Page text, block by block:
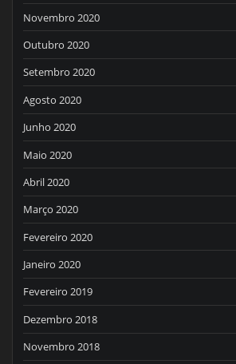
Novembro 2020
Outubro 2020
Setembro 2020
Agosto 2020
Junho 2020
Maio 2020
Abril 2020
Março 2020
Fevereiro 2020
Janeiro 2020
Fevereiro 2019
Dezembro 2018
Novembro 2018